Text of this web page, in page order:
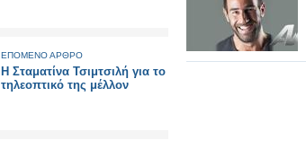
ΕΠΟΜΕΝΟ ΑΡΘΡΟ
H Σταματίνα Τσιμτσιλή για το
τηλεοπτικό της μέλλον